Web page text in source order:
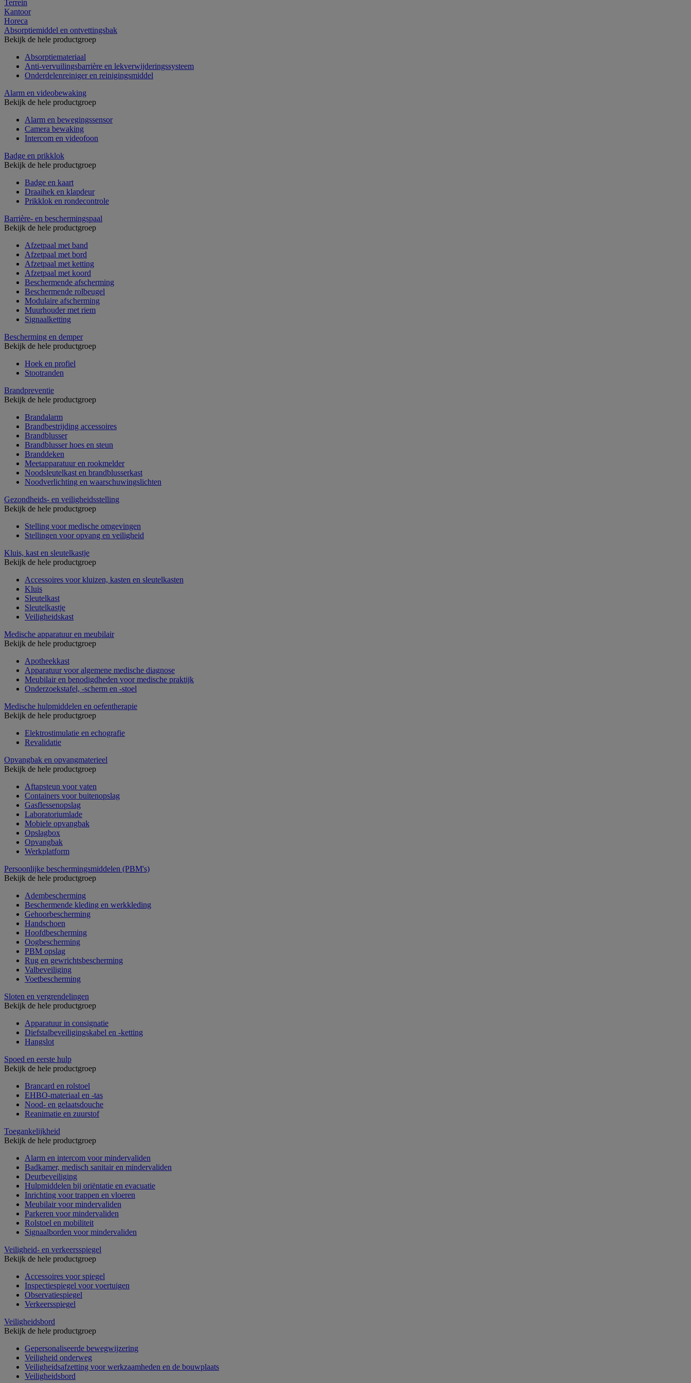
Terrein
Kantoor
Horeca
Absorptiemiddel en ontvettingsbak
Bekijk de hele productgroep
Absorptiemateriaal
Anti-vervuilingsbarrière en lekverwijderingssysteem
Onderdelenreiniger en reinigingsmiddel
Alarm en videobewaking
Bekijk de hele productgroep
Alarm en bewegingssensor
Camera bewaking
Intercom en videofoon
Badge en prikklok
Bekijk de hele productgroep
Badge en kaart
Draaihek en klapdeur
Prikklok en rondecontrole
Barrière- en beschermingspaal
Bekijk de hele productgroep
Afzetpaal met band
Afzetpaal met bord
Afzetpaal met ketting
Afzetpaal met koord
Beschermende afscherming
Beschermende rolbeugel
Modulaire afscherming
Muurhouder met riem
Signaalketting
Bescherming en demper
Bekijk de hele productgroep
Hoek en profiel
Stootranden
Brandpreventie
Bekijk de hele productgroep
Brandalarm
Brandbestrijding accessoires
Brandblusser
Brandblusser hoes en steun
Branddeken
Meetapparatuur en rookmelder
Noodsleutelkast en brandblusserkast
Noodverlichting en waarschuwingslichten
Gezondheids- en veiligheidsstelling
Bekijk de hele productgroep
Stelling voor medische omgevingen
Stellingen voor opvang en veiligheid
Kluis, kast en sleutelkastje
Bekijk de hele productgroep
Accessoires voor kluizen, kasten en sleutelkasten
Kluis
Sleutelkast
Sleutelkastje
Veiligheidskast
Medische apparatuur en meubilair
Bekijk de hele productgroep
Apotheekkast
Apparatuur voor algemene medische diagnose
Meubilair en benodigdheden voor medische praktijk
Onderzoekstafel, -scherm en -stoel
Medische hulpmiddelen en oefentherapie
Bekijk de hele productgroep
Elektrostimulatie en echografie
Revalidatie
Opvangbak en opvangmaterieel
Bekijk de hele productgroep
Aftapsteun voor vaten
Containers voor buitenopslag
Gasflessenopslag
Laboratoriumlade
Mobiele opvangbak
Opslagbox
Opvangbak
Werkplatform
Persoonlijke beschermingsmiddelen (PBM's)
Bekijk de hele productgroep
Adembescherming
Beschermende kleding en werkkleding
Gehoorbescherming
Handschoen
Hoofdbescherming
Oogbescherming
PBM opslag
Rug en gewrichtsbescherming
Valbeveiliging
Voetbescherming
Sloten en vergrendelingen
Bekijk de hele productgroep
Apparatuur in consignatie
Diefstalbeveiligingskabel en -ketting
Hangslot
Spoed en eerste hulp
Bekijk de hele productgroep
Brancard en rolstoel
EHBO-materiaal en -tas
Nood- en gelaatsdouche
Reanimatie en zuurstof
Toegankelijkheid
Bekijk de hele productgroep
Alarm en intercom voor mindervaliden
Badkamer, medisch sanitair en mindervaliden
Deurbeveiliging
Hulpmiddelen bij oriëntatie en evacuatie
Inrichting voor trappen en vloeren
Meubilair voor mindervaliden
Parkeren voor mindervaliden
Rolstoel en mobiliteit
Signaalborden voor mindervaliden
Veiligheid- en verkeersspiegel
Bekijk de hele productgroep
Accessoires voor spiegel
Inspectiespiegel voor voertuigen
Observatiespiegel
Verkeersspiegel
Veiligheidsbord
Bekijk de hele productgroep
Gepersonaliseerde bewegwijzering
Veiligheid onderweg
Veiligheidsafzetting voor werkzaamheden en de bouwplaats
Veiligheidsbord